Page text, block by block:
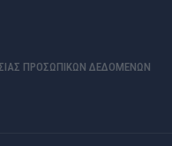
ΠΡΟΣΩΠΙΚΩΝ ΔΕΔΟΜΕΝΩΝ